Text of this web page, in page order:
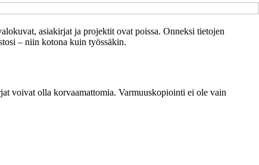
asiakirjat ja projektit ovat poissa. Onneksi tietojen
– niin kotona kuin työssäkin.
voivat olla korvaamattomia. Varmuuskopiointi ei ole vain